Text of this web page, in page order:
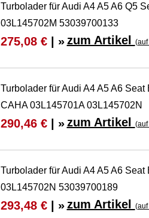
Turbolader für Audi A4 A5 A6 Q5
03L145702M 53039700133
275,08 €| » zum Artikel
Turbolader für Audi A4 A5 A6
CAHA 03L145701A 03L145702N
290,46 €| » zum Artikel
Turbolader für Audi A4 A5 A6
03L145702N 53039700189
293,48 €| » zum Artikel